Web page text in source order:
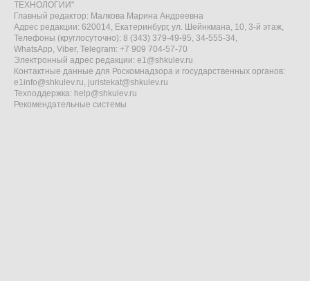
ТЕХНОЛОГИИ"
Главный редактор: Малкова Марина Андреевна
Адрес редакции: 620014, Екатеринбург, ул. Шейнкмана, 10, 3-й этаж,
Телефоны (круглосуточно): 8 (343) 379-49-95, 34-555-34,
WhatsApp, Viber, Telegram: +7 909 704-57-70
Электронный адрес редакции: e1@shkulev.ru
Контактные данные для Роскомнадзора и государственных органов:
e1info@shkulev.ru, juristekat@shkulev.ru
Техподдержка: help@shkulev.ru
Рекомендательные системы